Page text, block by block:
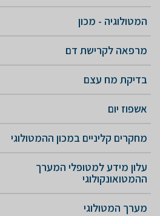
המטולוגיה - מכון
מרפאה לקרישת דם
בדיקת מח עצם
אשפוז יום
מחקרים קליניים במכון ההמטולוגי
עלון מידע למטופלי המערך
ההמטואונקולוגי
מערך המטולוגי